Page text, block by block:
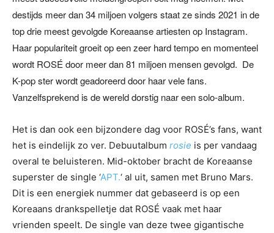
destijds meer dan 34 miljoen volgers staat ze sinds 2021 in de
top drie meest gevolgde Koreaanse artiesten op Instagram.
Haar populariteit groeit op een zeer hard tempo en momenteel
wordt ROSÉ door meer dan 81 miljoen mensen gevolgd. De
K-pop ster wordt geadoreerd door haar vele fans.
Vanzelfsprekend is de wereld dorstig naar een solo-album.
Het is dan ook een bijzondere dag voor ROSÉ’s fans, want
het is eindelijk zo ver. Debuutalbum rosie is per vandaag
overal te beluisteren. Mid-oktober bracht de Koreaanse
superster de single ‘APT.‘ al uit, samen met Bruno Mars.
Dit is een energiek nummer dat gebaseerd is op een
Koreaans drankspelletje dat ROSÉ vaak met haar
vrienden speelt. De single van deze twee gigantische